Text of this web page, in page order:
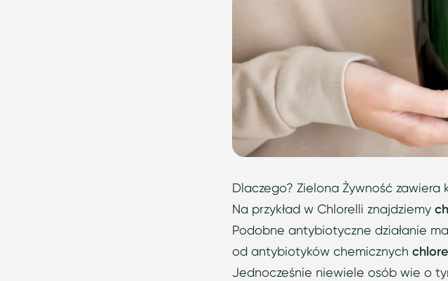
Dlaczego? Zielona Żywność zawiera
Na przykład w Chlorelli znajdziemy
Podobne antybiotyczne działanie
od antybiotyków chemicznych
Jednocześnie niewiele osób wie o